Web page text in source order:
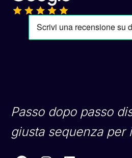
Passo dopo passo
giusta sequenza per